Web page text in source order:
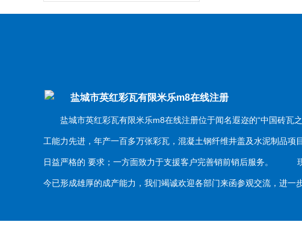
盐城市英红彩瓦有限米乐m8在线注册
盐城市英红彩瓦有限米乐m8在线注册位于闻名遐迩的“中国砖瓦
工能力先进，年产一百多万张彩瓦，混凝土钢纤维井盖及水泥制
日益严格的 要求；一方面致力于支援客户完善销前销后服务。 现
今已形成雄厚的成产能力，我们竭诚欢迎各部门来函参观交流，进